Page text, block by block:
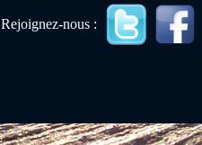
Rejoignez-nous :